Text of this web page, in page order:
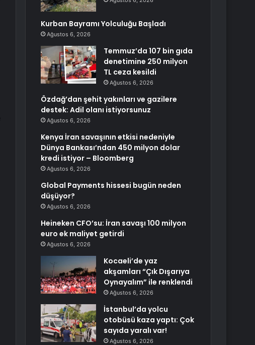
Kurban Bayramı Yolculuğu Başladı
Ağustos 6, 2026
Temmuz’da 107 bin gıda
denetimine 250 milyon
TL ceza kesildi
Ağustos 6, 2026
Özdağ’dan şehit yakınları ve gazilere
destek: Adil olanı istiyorsunuz
Ağustos 6, 2026
Kenya İran savaşının etkisi nedeniyle
Dünya Bankası’ndan 450 milyon dolar
kredi istiyor – Bloomberg
Ağustos 6, 2026
Global Payments hissesi bugün neden
düşüyor?
Ağustos 6, 2026
Heineken CFO’su: İran savaşı 100 milyon
euro ek maliyet getirdi
Ağustos 6, 2026
Kocaeli’de yaz
akşamları “Çık Dışarıya
Oynayalım” ile renklendi
Ağustos 6, 2026
İstanbul’da yolcu
otobüsü kaza yaptı: Çok
sayıda yaralı var!
Ağustos 6, 2026